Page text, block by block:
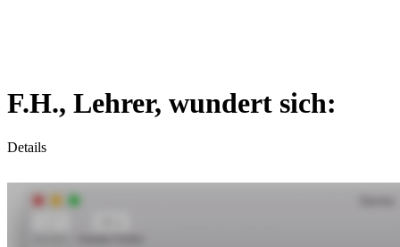
F.H., Lehrer, wundert sich:
Details